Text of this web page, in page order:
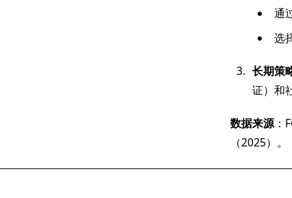
通
选
长期策
证）和
数据来源：
（2025）。